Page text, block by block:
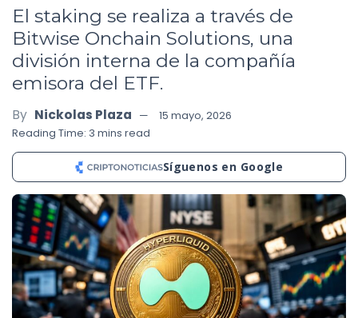
El staking se realiza a través de
Bitwise Onchain Solutions, una
división interna de la compañía
emisora del ETF.
By Nickolas Plaza
15 mayo, 2026
Reading Time: 3 mins read
Síguenos en Google